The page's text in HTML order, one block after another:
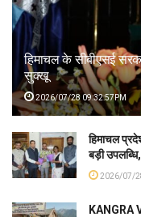
हिमाचल के सीबीएसई
सुक्खू
2026/07/28 09:32:57PM
हिमाचल
बड़ी
2026/07/
KANGRA